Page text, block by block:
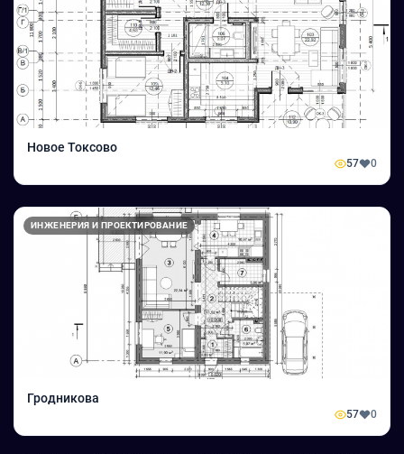
Новое Токсово
57 0
ИНЖЕНЕРИЯ И ПРОЕКТИРОВАНИЕ
Гродникова
57 0